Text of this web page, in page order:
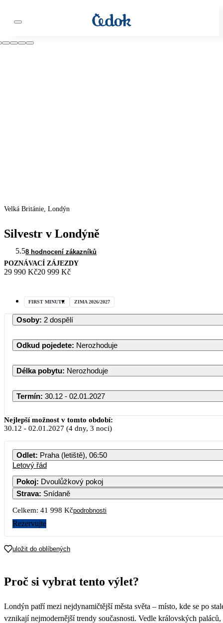
Velká Británie, Londýn
Silvestr v Londýně
5.58 hodnocení zákazníků
POZNÁVACÍ ZÁJEZDY
29 990 Kč20 999 Kč
FIRST MINUTE ZIMA 2026/2027
Osoby: 2 dospělí
Odkud pojedete: Nerozhoduje
Délka pobytu: Nerozhoduje
Termín: 30.12 - 02.01.2027
Prosinec 2026
PO ÚT ST ČT PÁ
Nejlepší možnost v tomto období:
30.12 - 02.01.2027 (4 dny, 3 noci)
Odlet: Praha (letiště), 06:50
Letový řád
Pokoj: Dvoulůžkový pokoj
Strava: Snídaně
Celkem: 41 998 Kčpodrobnosti
Rezervujte
uložit do oblíbených
Proč si vybrat tento výlet?
Londýn patří mezi nejdynamičtější města světa – místo, kde se po
vznikají nejmodernější trendy současnosti. Vedle královských